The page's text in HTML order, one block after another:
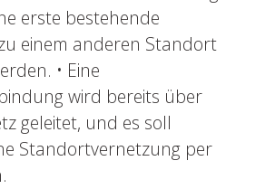
erste bestehende
einem anderen Standort
• Eine
wird bereits über
geleitet, und es soll
Standortvernetzung per